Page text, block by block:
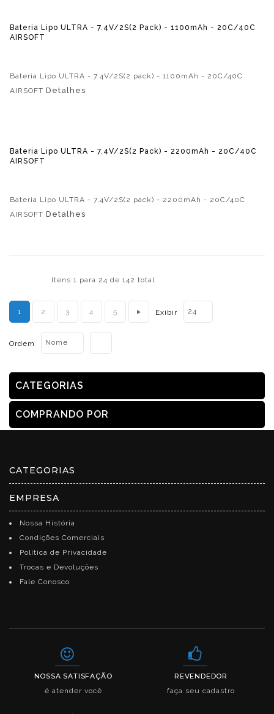
Bateria Lipo ULTRA - 7.4V/2S(2 Pack) - 1100mAh - 20C/40C
AIRSOFT
Bateria Lipo ULTRA - 7.4V/2S(2 pack) - 1100mAh - 20C/40C
AIRSOFT Detalhes
Bateria Lipo ULTRA - 7.4V/2S(2 Pack) - 2200mAh - 20C/40C
AIRSOFT
Bateria Lipo ULTRA - 7.4V/2S(2 pack) - 2200mAh - 20C/40C
AIRSOFT Detalhes
Itens 1 para 24 de 142 total
1 2 3 4 5 Exibir 24
Ordem Nome
CATEGORIAS
COMPRANDO POR
CATEGORIAS
EMPRESA
Nossa História
Condições Comerciais
Política de Privacidade
Trocas e Devoluções
Fale Conosco
NOSSA SATISFAÇÃO
é atender você
REVENDEDOR
faça seu cadastro